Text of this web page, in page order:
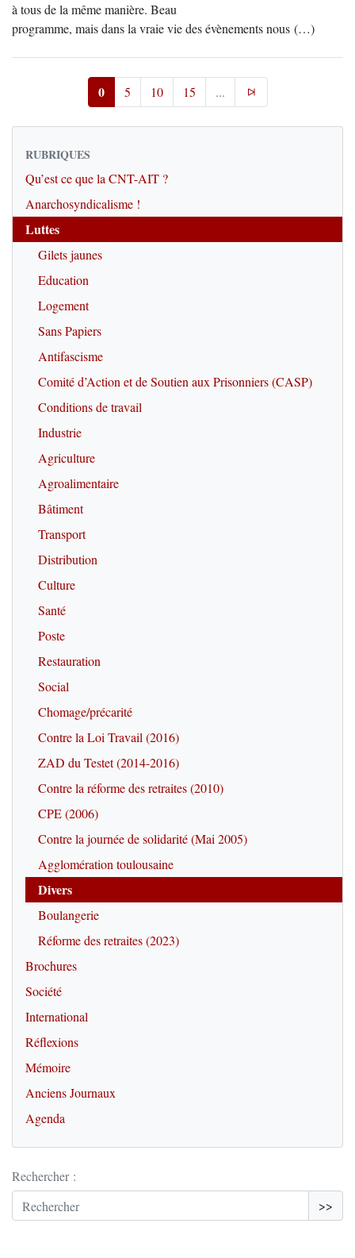
à tous de la même manière. Beau
programme, mais dans la vraie vie des évènements nous (…)
0 5 10 15 ...
RUBRIQUES
Qu’est ce que la CNT-AIT ?
Anarchosyndicalisme !
Luttes
Gilets jaunes
Education
Logement
Sans Papiers
Antifascisme
Comité d’Action et de Soutien aux Prisonniers (CASP)
Conditions de travail
Industrie
Agriculture
Agroalimentaire
Bâtiment
Transport
Distribution
Culture
Santé
Poste
Restauration
Social
Chomage/précarité
Contre la Loi Travail (2016)
ZAD du Testet (2014-2016)
Contre la réforme des retraites (2010)
CPE (2006)
Contre la journée de solidarité (Mai 2005)
Agglomération toulousaine
Divers
Boulangerie
Réforme des retraites (2023)
Brochures
Société
International
Réflexions
Mémoire
Anciens Journaux
Agenda
Rechercher :
>>